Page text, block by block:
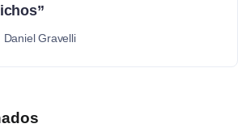
Daniel Gravelli